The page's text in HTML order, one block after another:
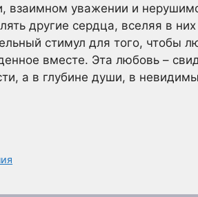
взаимном уважении и
другие сердца, вселяя в
стимул для того, чтобы
вместе. Эта любовь –
а в глубине души, в